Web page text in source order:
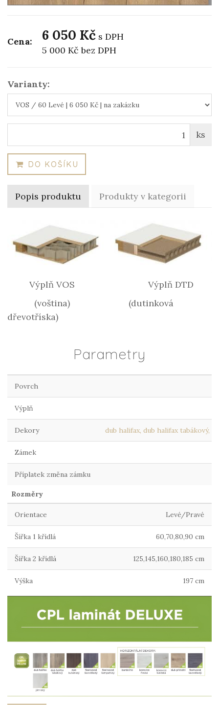
Cena: 6 050 Kč s DPH
5 000 Kčbez DPH
Varianty:
ks
DO KOŠÍKU
Popis produktu Produkty v kategorii
Výplň VOS Výplň DTD
(voština) (dutinková
dřevotříska)
Parametry
Povrch
Výplň
Dekory dub halifax, dub halifax tabákový,
Zámek
Příplatek změna zámku
Rozměry
Orientace Levé/Pravé
Šířka 1 křídlá 60,70,80,90 cm
Šířka 2 křídlá 125,145,160,180,185 cm
Výška 197 cm